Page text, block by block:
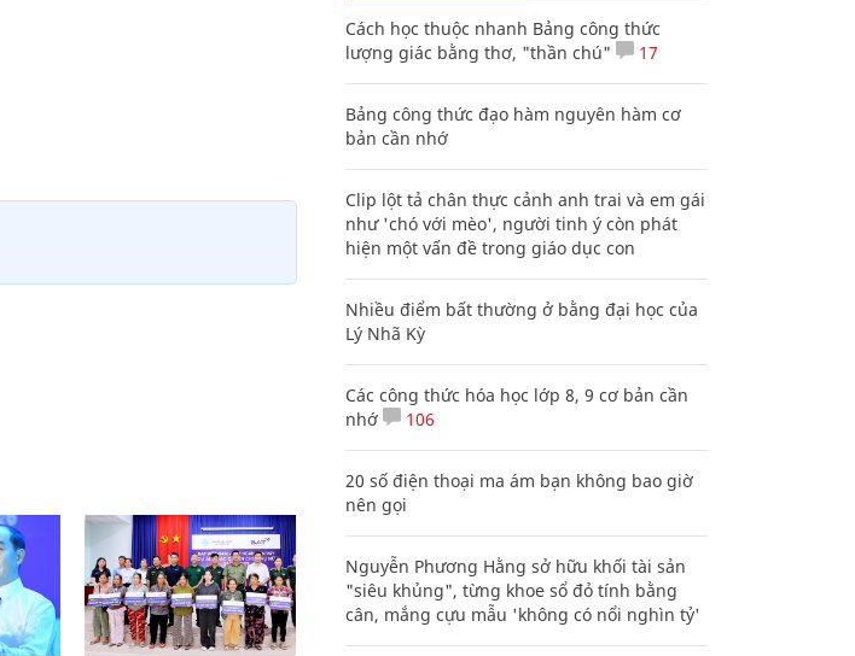
Cách học thuộc nhanh Bảng công thức
lượng giác bằng thơ, "thần chú"
17
Bảng công thức đạo hàm nguyên hàm cơ
bản cần nhớ
Clip lột tả chân thực cảnh anh trai và em gái
như 'chó với mèo', người tinh ý còn phát
hiện một vấn đề trong giáo dục con
Nhiều điểm bất thường ở bằng đại học của
Lý Nhã Kỳ
Các công thức hóa học lớp 8, 9 cơ bản cần
nhớ
106
20 số điện thoại ma ám bạn không bao giờ
nên gọi
Nguyễn Phương Hằng sở hữu khối tài sản
"siêu khủng", từng khoe sổ đỏ tính bằng
cân, mắng cựu mẫu 'không có nổi nghìn tỷ'